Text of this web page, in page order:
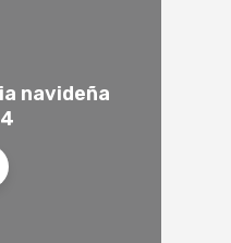
navideña